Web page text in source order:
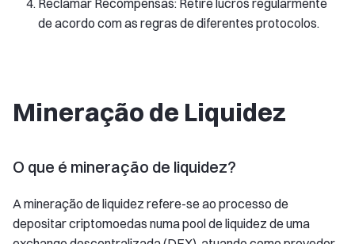
Reclamar Recompensas: Retire lucros regularmente
de acordo com as regras de diferentes protocolos.
Mineração de Liquidez
O que é mineração de liquidez?
A mineração de liquidez refere-se ao processo de
depositar criptomoedas numa pool de liquidez de uma